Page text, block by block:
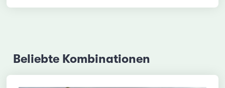
Beliebte Kombinationen